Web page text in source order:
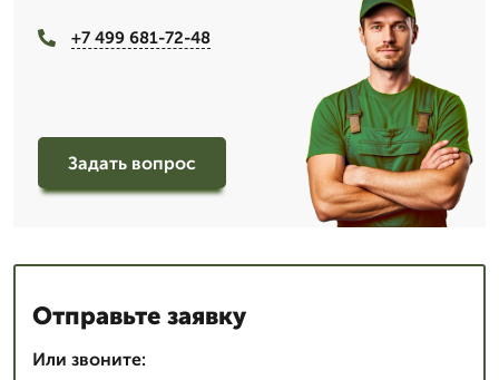
+7 499 681-72-48
Задать вопрос
Отправьте заявку
Или звоните: